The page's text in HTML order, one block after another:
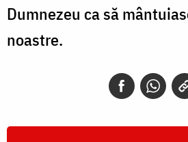
Dumnezeu ca să
noastre.